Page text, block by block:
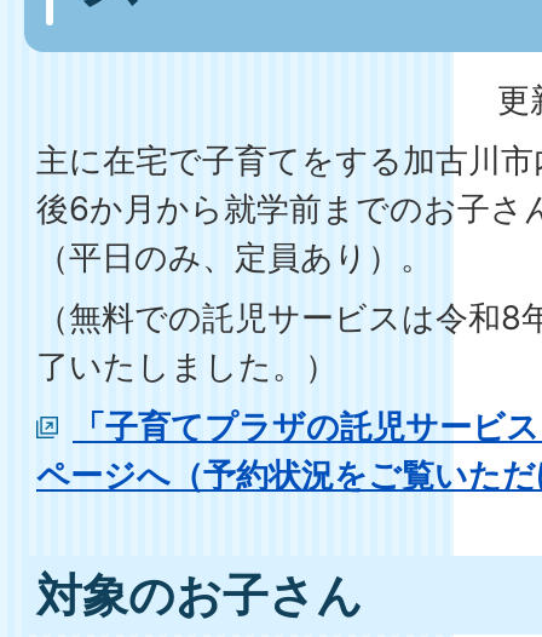
更
主に在宅で子育てをする加古川
後6か月から就学前までのお子さ
（平日のみ、定員あり）。
（無料での託児サービスは令和
了いたしました。）
「子育てプラザの託児サービ
ページへ（予約状況をご覧いた
対象のお子さん